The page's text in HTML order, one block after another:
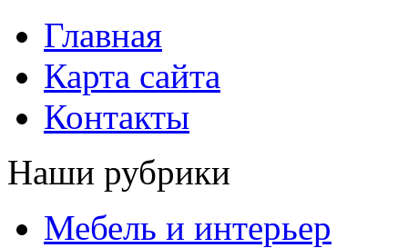
Главная
Карта сайта
Контакты
Наши рубрики
Мебель и интерьер